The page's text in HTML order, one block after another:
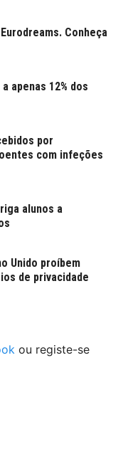
Conheça
apenas 12% dos
por
com infeções
alunos a
Unido proíbem
de privacidade
ou registe-se